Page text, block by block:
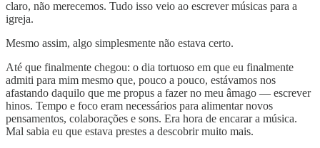
claro, não merecemos. Tudo isso veio ao escrever músicas para a
igreja.
Mesmo assim, algo simplesmente não estava certo.
Até que finalmente chegou: o dia tortuoso em que eu finalmente
admiti para mim mesmo que, pouco a pouco, estávamos nos
afastando daquilo que me propus a fazer no meu âmago — escrever
hinos. Tempo e foco eram necessários para alimentar novos
pensamentos, colaborações e sons. Era hora de encarar a música.
Mal sabia eu que estava prestes a descobrir muito mais.